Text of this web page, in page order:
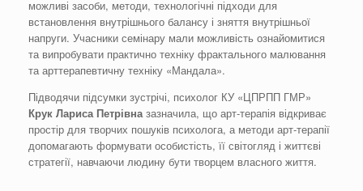
можливі засоби, методи, технологічні підходи для
встановлення внутрішнього балансу і зняття внутрішньої
напруги. Учасники семінару мали можливість ознайомитися
та випробувати практично техніку фрактального малювання
та арттерапевтичну техніку «Мандала».
Підводячи підсумки зустрічі, психолог КУ «ЦПРПП ГМР»
Крук Лариса Петрівназазначила, що арт-терапія відкриває
простір для творчих пошуків психолога, а методи арт-терапії
допомагають формувати особистість, її світогляд і життєві
стратегії, навчаючи людину бути творцем власного життя.